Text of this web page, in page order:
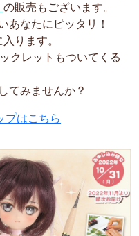
の販売もございます。
あなたにピッタリ！
ります。
クレットもついてくる
てみませんか？
プはこちら